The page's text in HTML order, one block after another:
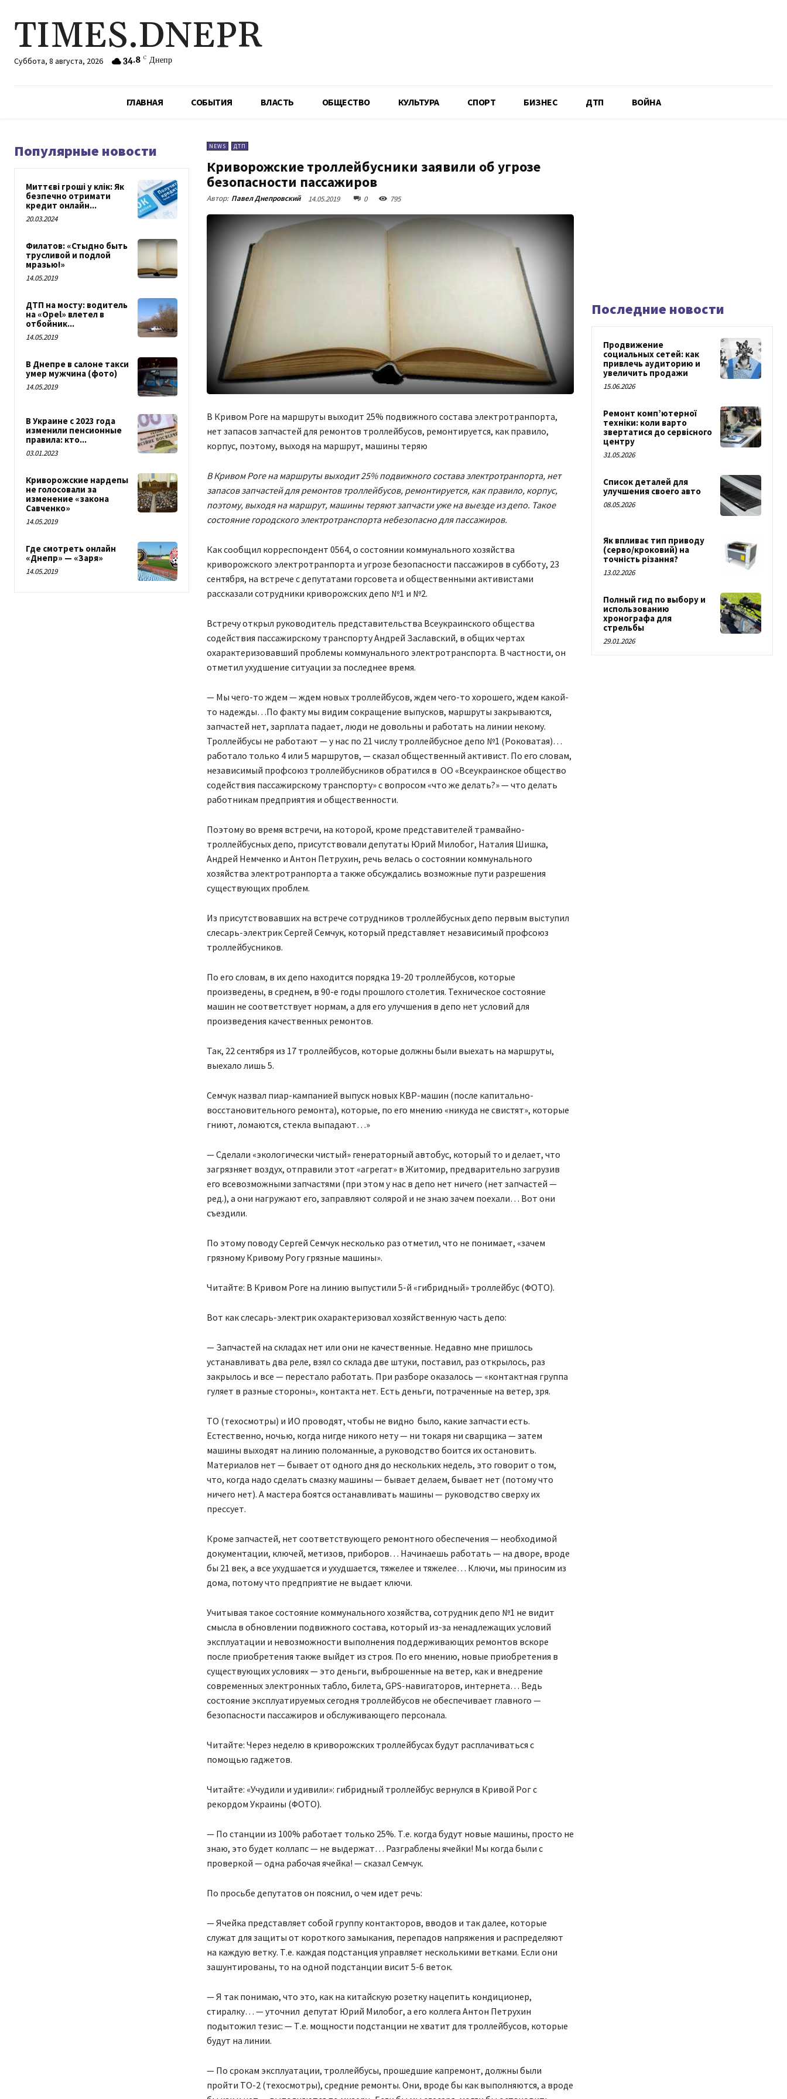
TIMES.DNEPR
Суббота, 8 августа, 2026 34.8 C Днепр
ГЛАВНАЯ СОБЫТИЯ ВЛАСТЬ ОБЩЕСТВО КУЛЬТУРА СПОРТ БИЗНЕС ДТП ВОЙНА
Популярные новости
Миттєві гроші у клік: Як
безпечно отримати
кредит онлайн...
20.03.2024
Филатов: «Стыдно быть
трусливой и подлой
мразью!»
14.05.2019
ДТП на мосту: водитель
на «Opel» влетел в
отбойник...
14.05.2019
В Днепре в салоне такси
умер мужчина (фото)
14.05.2019
В Украине с 2023 года
изменили пенсионные
правила: кто...
03.01.2023
Криворожские нардепы
не голосовали за
изменение «закона
Савченко»
14.05.2019
Где смотреть онлайн
«Днепр» — «Заря»
14.05.2019
NEWS ДТП
Криворожские троллейбусники заявили об угрозе
безопасности пассажиров
Автор: Павел Днепровский 14.05.2019 0 795
В Кривом Роге на маршруты выходит 25% подвижного состава электротранпорта,
нет запасов запчастей для ремонтов троллейбусов, ремонтируется, как правило,
корпус, поэтому, выходя на маршрут, машины теряю
В Кривом Роге на маршруты выходит 25% подвижного состава электротранпорта, нет
запасов запчастей для ремонтов троллейбусов, ремонтируется, как правило, корпус,
поэтому, выходя на маршрут, машины теряют запчасти уже на выезде из депо. Такое
состояние городского электротранспорта небезопасно для пассажиров.
Как сообщил корреспондент 0564, о состоянии коммунального хозяйства
криворожского электротранпорта и угрозе безопасности пассажиров в субботу, 23
сентября, на встрече с депутатами горсовета и общественными активистами
рассказали сотрудники криворожских депо №1 и №2.
Встречу открыл руководитель представительства Всеукраинского общества
содействия пассажирскому транспорту Андрей Заславский, в общих чертах
охарактеризовавший проблемы коммунального электротранспорта. В частности, он
отметил ухудшение ситуации за последнее время.
— Мы чего-то ждем — ждем новых троллейбусов, ждем чего-то хорошего, ждем какой-
то надежды…По факту мы видим сокращение выпусков, маршруты закрываются,
запчастей нет, зарплата падает, люди не довольны и работать на линии некому.
Троллейбусы не работают — у нас по 21 числу троллейбусное депо №1 (Роковатая)…
работало только 4 или 5 маршрутов, — сказал общественный активист. По его словам,
независимый профсоюз троллейбусников обратился в ОО «Всеукраинское общество
содействия пассажирскому транспорту» с вопросом «что же делать?» — что делать
работникам предприятия и общественности.
Поэтому во время встречи, на которой, кроме представителей трамвайно-
троллейбусных депо, присутствовали депутаты Юрий Милобог, Наталия Шишка,
Андрей Немченко и Антон Петрухин, речь велась о состоянии коммунального
хозяйства электротранпорта а также обсуждались возможные пути разрешения
существующих проблем.
Из присутствовавших на встрече сотрудников троллейбусных депо первым выступил
слесарь-электрик Сергей Семчук, который представляет независимый профсоюз
троллейбусников.
По его словам, в их депо находится порядка 19-20 троллейбусов, которые
произведены, в среднем, в 90-е годы прошлого столетия. Техническое состояние
машин не соответствует нормам, а для его улучшения в депо нет условий для
произведения качественных ремонтов.
Так, 22 сентября из 17 троллейбусов, которые должны были выехать на маршруты,
выехало лишь 5.
Семчук назвал пиар-кампанией выпуск новых КВР-машин (после капитально-
восстановительного ремонта), которые, по его мнению «никуда не свистят», которые
гниют, ломаются, стекла выпадают…»
— Сделали «экологически чистый» генераторный автобус, который то и делает, что
загрязняет воздух, отправили этот «агрегат» в Житомир, предварительно загрузив
его всевозможными запчастями (при этом у нас в депо нет ничего (нет запчастей —
ред.), а они нагружают его, заправляют солярой и не знаю зачем поехали… Вот они
съездили.
По этому поводу Сергей Семчук несколько раз отметил, что не понимает, «зачем
грязному Кривому Рогу грязные машины».
Читайте: В Кривом Роге на линию выпустили 5-й «гибридный» троллейбус (ФОТО).
Вот как слесарь-электрик охарактеризовал хозяйственную часть депо:
— Запчастей на складах нет или они не качественные. Недавно мне пришлось
устанавливать два реле, взял со склада две штуки, поставил, раз открылось, раз
закрылось и все — перестало работать. При разборе оказалось — «контактная группа
гуляет в разные стороны», контакта нет. Есть деньги, потраченные на ветер, зря.
ТО (техосмотры) и ИО проводят, чтобы не видно было, какие запчасти есть.
Естественно, ночью, когда нигде никого нету — ни токаря ни сварщика — затем
машины выходят на линию поломанные, а руководство боится их остановить.
Материалов нет — бывает от одного дня до нескольких недель, это говорит о том,
что, когда надо сделать смазку машины — бывает делаем, бывает нет (потому что
ничего нет). А мастера боятся останавливать машины — руководство сверху их
прессует.
Кроме запчастей, нет соответствующего ремонтного обеспечения — необходимой
документации, ключей, метизов, приборов… Начинаешь работать — на дворе, вроде
бы 21 век, а все ухудшается и ухудшается, тяжелее и тяжелее… Ключи, мы приносим из
дома, потому что предприятие не выдает ключи.
Учитывая такое состояние коммунального хозяйства, сотрудник депо №1 не видит
смысла в обновлении подвижного состава, который из-за ненадлежащих условий
эксплуатации и невозможности выполнения поддерживающих ремонтов вскоре
после приобретения также выйдет из строя. По его мнению, новые приобретения в
существующих условиях — это деньги, выброшенные на ветер, как и внедрение
современных электронных табло, билета, GPS-навигаторов, интернета… Ведь
состояние эксплуатируемых сегодня троллейбусов не обеспечивает главного —
безопасности пассажиров и обслуживающего персонала.
Читайте: Через неделю в криворожских троллейбусах будут расплачиваться с
помощью гаджетов.
Читайте: «Учудили и удивили»: гибридный троллейбус вернулся в Кривой Рог с
рекордом Украины (ФОТО).
— По станции из 100% работает только 25%. Т.е. когда будут новые машины, просто не
знаю, это будет коллапс — не выдержат… Разграблены ячейки! Мы когда были с
проверкой — одна рабочая ячейка! — сказал Семчук.
По просьбе депутатов он пояснил, о чем идет речь:
— Ячейка представляет собой группу контакторов, вводов и так далее, которые
служат для защиты от короткого замыкания, перепадов напряжения и распределяют
на каждую ветку. Т.е. каждая подстанция управляет несколькими ветками. Если они
зашунтированы, то на одной подстанции висит 5-6 веток.
— Я так понимаю, что это, как на китайскую розетку нацепить кондиционер,
стиралку… — уточнил депутат Юрий Милобог, а его коллега Антон Петрухин
подытожил тезис: — Т.е. мощности подстанции не хватит для троллейбусов, которые
будут на линии.
— По срокам эксплуатации, троллейбусы, прошедшие капремонт, должны были
пройти ТО-2 (техосмотры), средние ремонты. Они, вроде бы как выполняются, а вроде
Последние новости
Продвижение
социальных сетей: как
привлечь аудиторию и
увеличить продажи
15.06.2026
Ремонт комп’ютерної
техніки: коли варто
звертатися до сервісного
центру
31.05.2026
Список деталей для
улучшения своего авто
08.05.2026
Як впливає тип приводу
(серво/кроковий) на
точність різання?
13.02.2026
Полный гид по выбору и
использованию
хронографа для
стрельбы
29.01.2026